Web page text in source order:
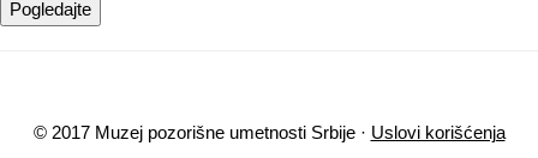
Pogledajte
© 2017 Muzej pozorišne umetnosti Srbije · Uslovi korišćenja